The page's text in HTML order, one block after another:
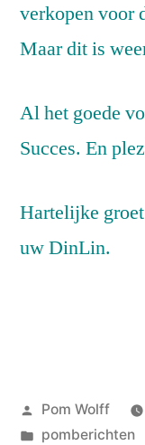
verkopen voor
Maar dit is
Al het goede
Succes. En
Hartelijke
uw DinLin.
Geplaatst
door
Pom Wolff
Geplaatst
pomberichten